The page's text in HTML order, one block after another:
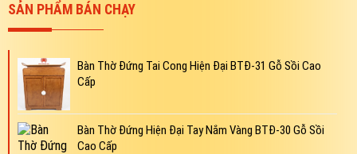
SẢN PHẨM BÁN CHẠY
Bàn Thờ Đứng Tai Cong Hiện Đại BTĐ-31 Gỗ Sồi Cao
Cấp
Bàn Thờ Đứng Hiện Đại Tay Nắm Vàng BTĐ-30 Gỗ Sồi
Cao Cấp